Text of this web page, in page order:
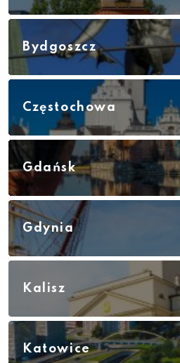
Bydgoszcz
Częstochowa
Gdańsk
Gdynia
Kalisz
Katowice